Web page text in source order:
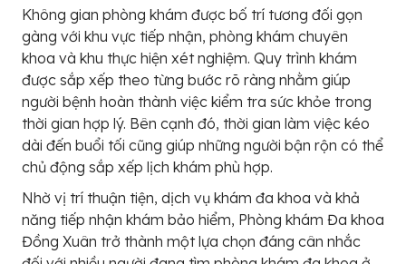
Không gian phòng khám được bố trí tương đối gọn
gàng với khu vực tiếp nhận, phòng khám chuyên
khoa và khu thực hiện xét nghiệm. Quy trình khám
được sắp xếp theo từng bước rõ ràng nhằm giúp
người bệnh hoàn thành việc kiểm tra sức khỏe trong
thời gian hợp lý. Bên cạnh đó, thời gian làm việc kéo
dài đến buổi tối cũng giúp những người bận rộn có thể
chủ động sắp xếp lịch khám phù hợp.
Nhờ vị trí thuận tiện, dịch vụ khám đa khoa và khả
năng tiếp nhận khám bảo hiểm, Phòng khám Đa khoa
Đồng Xuân trở thành một lựa chọn đáng cân nhắc